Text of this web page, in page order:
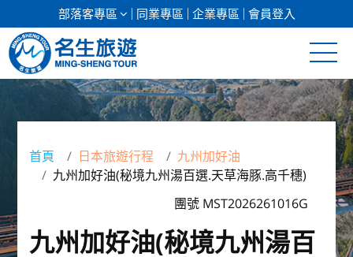
部落客專區 同業專區 企業專區 會員登入
清倉促銷
郵輪假期
海島假期
首頁 日本旅遊行程
九州加好油
九州加好油(秘境九州湯百選.天草海豚.高千穗)
團號 MST2026261016G
九州加好油(秘境九州湯百